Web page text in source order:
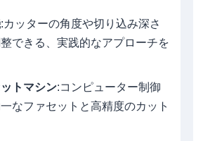
:カッターの角度や切り込み深さ
できる、実践的なアプローチを
トマシン:コンピューター制御
なファセットと高精度のカット